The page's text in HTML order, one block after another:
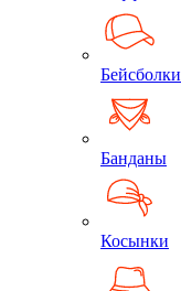
Бейсболки
Банданы
Косынки